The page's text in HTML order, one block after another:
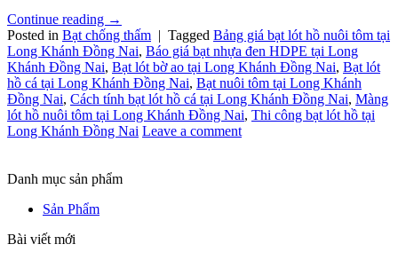
Continue reading →
Posted in Bạt chống thấm | Tagged Bảng giá bạt lót hồ nuôi tôm tại
Long Khánh Đồng Nai, Báo giá bạt nhựa đen HDPE tại Long
Khánh Đồng Nai, Bạt lót bờ ao tại Long Khánh Đồng Nai, Bạt lót
hồ cá tại Long Khánh Đồng Nai, Bạt nuôi tôm tại Long Khánh
Đồng Nai, Cách tính bạt lót hồ cá tại Long Khánh Đồng Nai, Màng
lót hồ nuôi tôm tại Long Khánh Đồng Nai, Thi công bạt lót hồ tại
Long Khánh Đồng Nai Leave a comment
Danh mục sản phẩm
Sản Phẩm
Bài viết mới